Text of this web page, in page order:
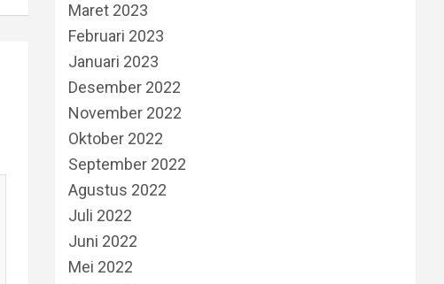
Maret 2023
Februari 2023
Januari 2023
Desember 2022
November 2022
Oktober 2022
September 2022
Agustus 2022
Juli 2022
Juni 2022
Mei 2022